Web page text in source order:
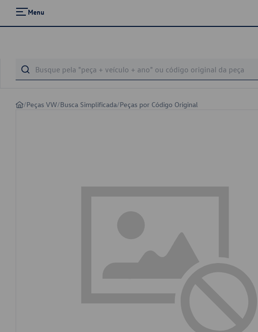
Menu
/Peças VW/Busca Simplificada/Peças por Código Original